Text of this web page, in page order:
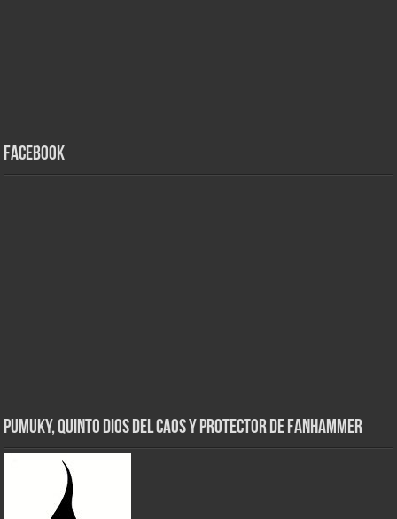
Facebook
Pumuky, Quinto Dios del Caos y Protector de FanHammer